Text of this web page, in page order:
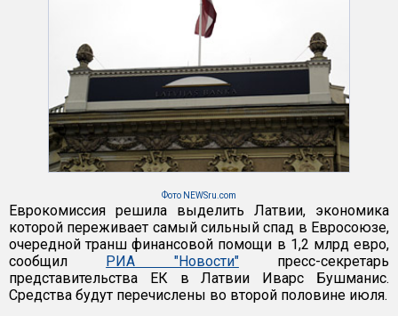
Фото NEWSru.com
Еврокомиссия решила выделить Латвии, экономика
которой переживает самый сильный спад в Евросоюзе,
очередной транш финансовой помощи в 1,2 млрд евро,
сообщил РИА "Новости"пресс-секретарь
представительства ЕК в Латвии Иварс Бушманис.
Средства будут перечислены во второй половине июля.